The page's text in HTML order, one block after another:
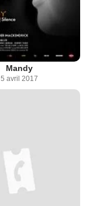
Mandy
5 avril 2017